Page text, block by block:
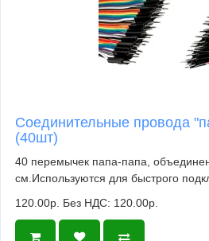
Соединительные провода
(40шт)
40 перемычек папа-папа,
см.Используются для быстрого
120.00р. Без НДС: 120.00р.